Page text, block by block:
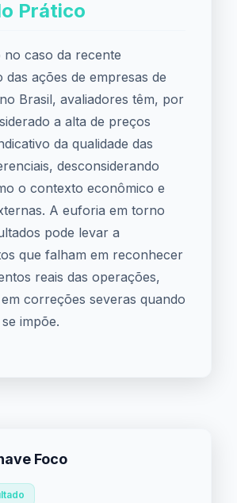
Prático
no caso da recente
das ações de empresas de
Brasil, avaliadores têm, por
a alta de preços
da qualidade das
desconsiderando
o contexto econômico e
A euforia em torno
pode levar a
que falham em reconhecer
reais das operações,
correções severas quando
impõe.
Foco